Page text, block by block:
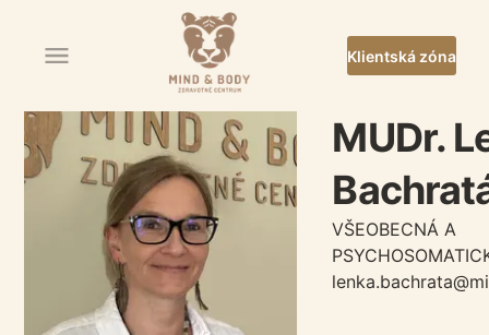
Klientská zóna
MUDr.
VŠEOBECNÁ A